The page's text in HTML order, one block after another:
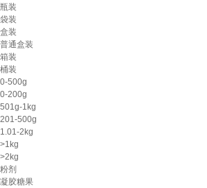
瓶装
袋装
盒装
普通盒装
箱装
桶装
0-500g
0-200g
501g-1kg
201-500g
1.01-2kg
>1kg
>2kg
粉剂
凝胶糖果